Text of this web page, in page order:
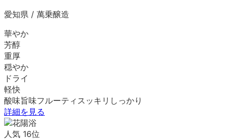
愛知県 / 萬乗醸造
華やか
芳醇
重厚
穏やか
ドライ
軽快
酸味旨味フルーティ スッキリ しっかり
詳細を見る
人気 16位